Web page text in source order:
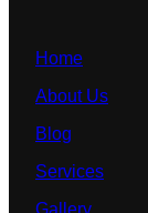
Home
About Us
Blog
Services
Gallery